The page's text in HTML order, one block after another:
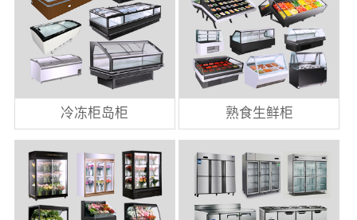
冷冻柜岛柜 熟食生鲜柜